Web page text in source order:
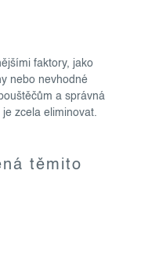
faktory, jako
nebo nevhodné
a správná
zcela eliminovat.
těmito